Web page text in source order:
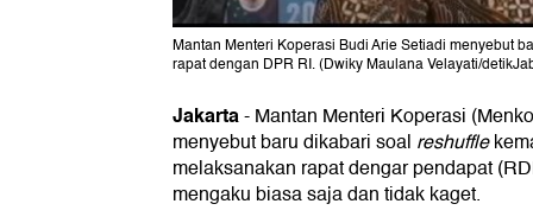
Mantan Menteri Koperasi Budi Arie Setiadi menyebut
rapat dengan DPR RI. (Dwiky Maulana Velayati/
Jakarta-Mantan Menteri Koperasi
menyebut baru dikabari soal reshuffle
melaksanakan rapat dengar pendapat
mengaku biasa saja dan tidak kaget.